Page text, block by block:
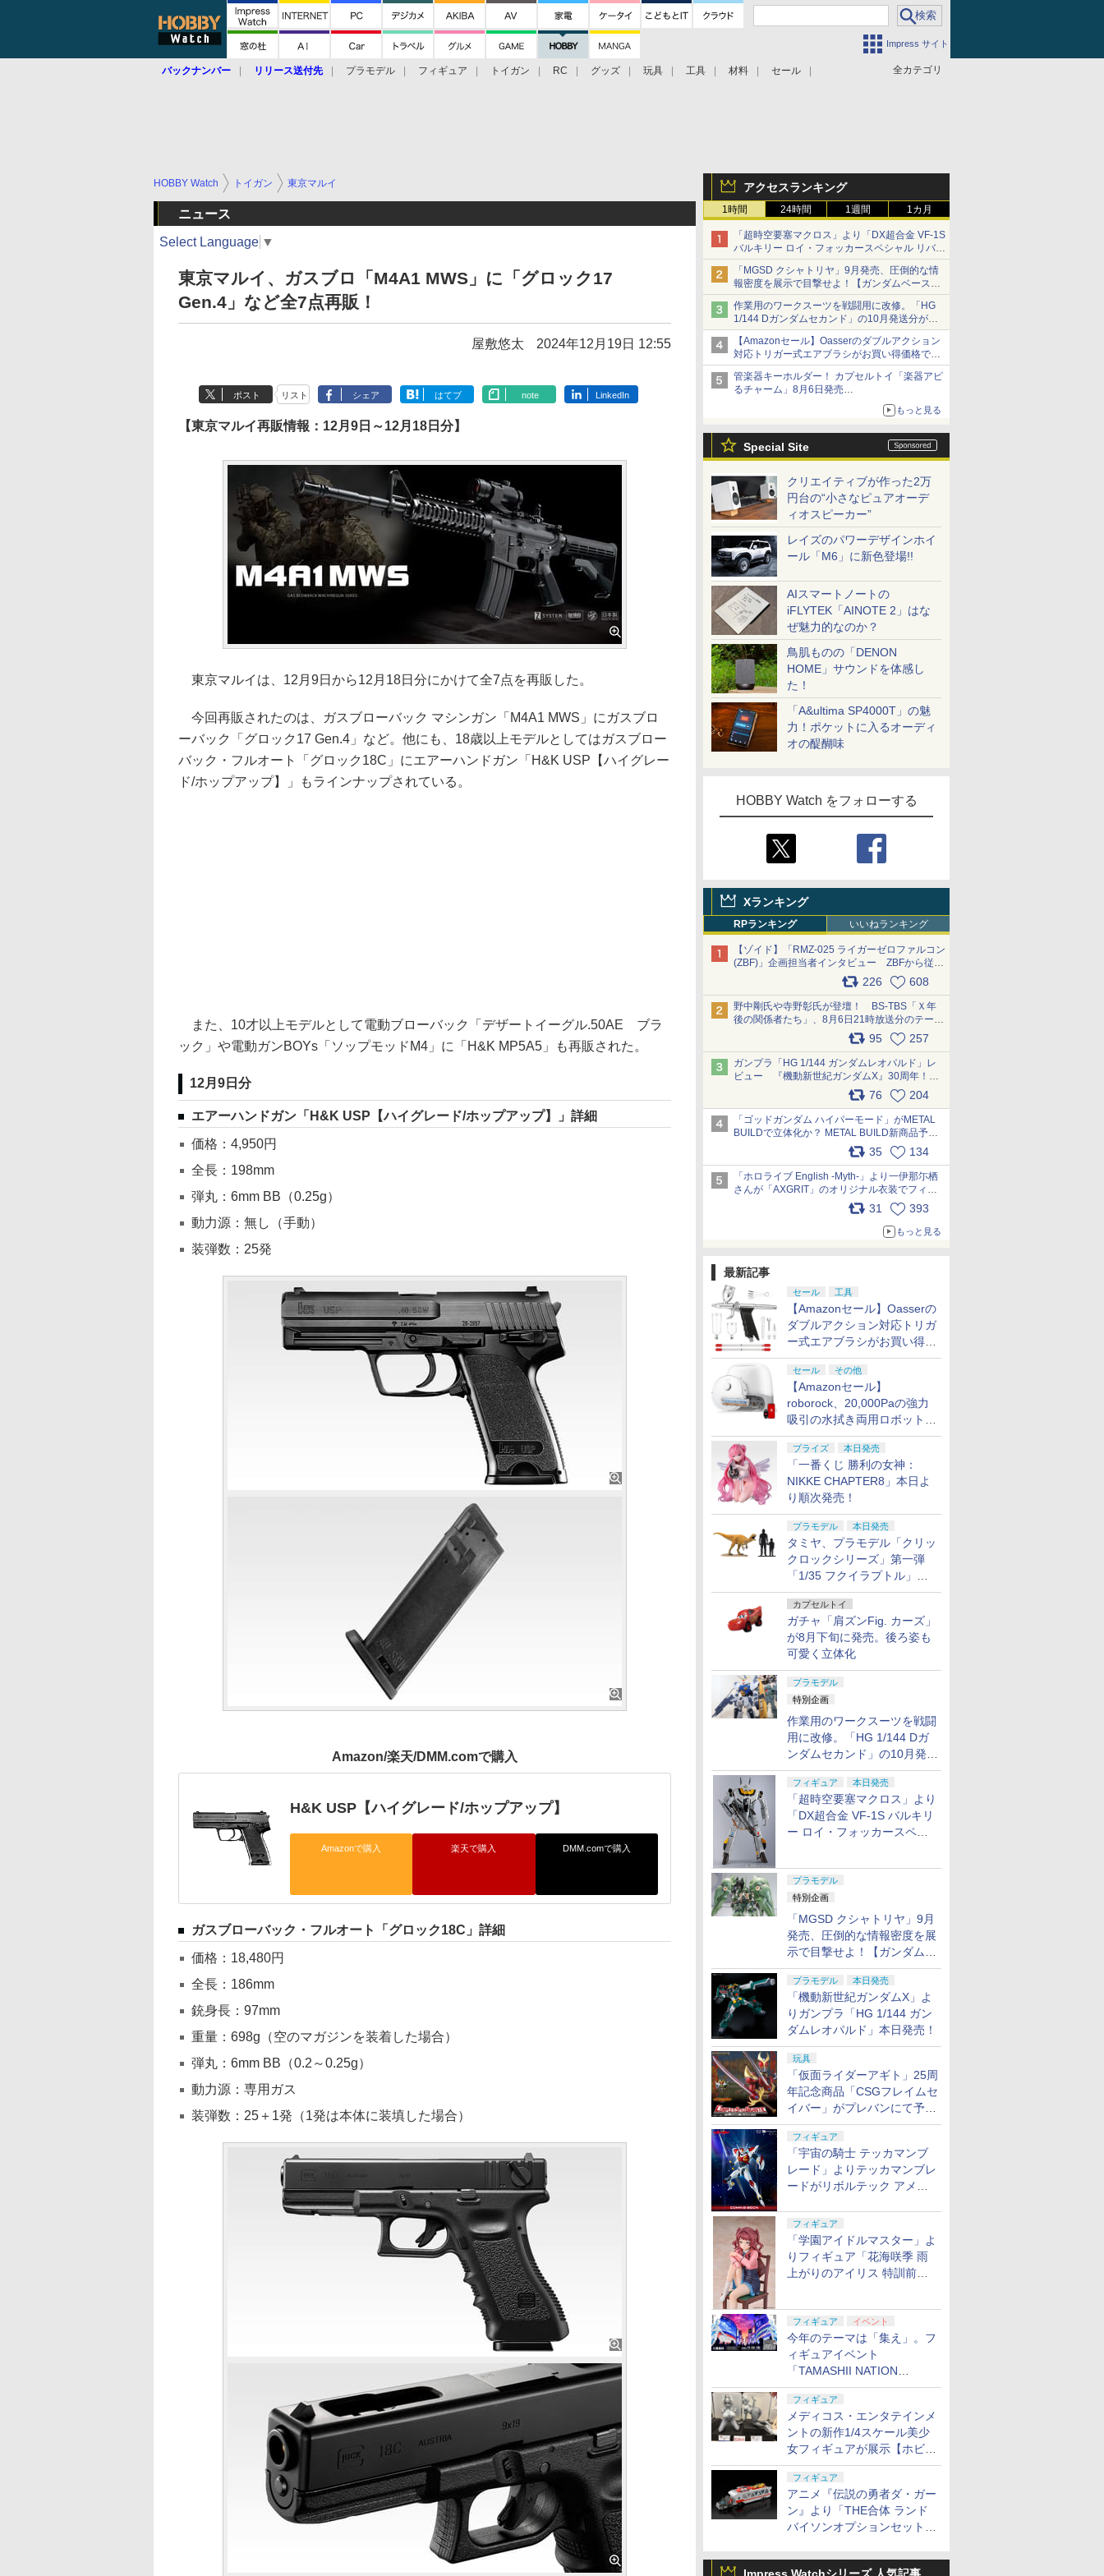
Impress サイト
全カテゴリ
バックナンバー リリース送付先 プラモデル フィギュア トイガン RC グッズ 玩具 工具 材料 セール
アクセスランキング
1時間 24時間 1週間 1カ月
「超時空要塞マクロス」より「DX超合金 VF-1S
バルキリー ロイ・フォッカースペシャル リバイ
バルVer.」本日発売！
「MGSD クシャトリヤ」9月発売、圧倒的な情
報密度を展示で目撃せよ！【ガンダムベース撮
り下ろし】
作業用のワークスーツを戦闘用に改修。「HG
1/144 Dガンダムセカンド」の10月発送分が予
約受付中【ガンダムベース撮り下ろし】
【Amazonセール】Oasserのダブルアクション
対応トリガー式エアブラシがお買い得価格で登
場！
管楽器キーホルダー！ カプセルトイ「楽器アピ
るチャーム」8月6日発売
もっと見る
Special Site
クリエイティブが作った2万
円台の“小さなピュアオーデ
ィオスピーカー”
レイズのパワーデザインホイ
ール「M6」に新色登場!!
AIスマートノートの
iFLYTEK「AINOTE 2」はな
ぜ魅力的なのか？
鳥肌ものの「DENON
HOME」サウンドを体感し
た！
「A&ultima SP4000T」の魅
力！ポケットに入るオーディ
オの醍醐味
HOBBY Watch をフォローする
Xランキング
RPランキング いいねランキング
【ゾイド】「RMZ-025 ライガーゼロファルコン
(ZBF)」企画担当者インタビュー ZBFから従来
デザインまで再現可能なボリューム満点のキッ
ト pic.x.com/6zOqQAQKkX
226 608
野中剛氏や寺野彰氏が登壇！ BS-TBS「Ｘ年
後の関係者たち」、8月6日21時放送分のテーマ
は「超合金」！ pic.x.com/uWyt1uyuFm
95 257
ガンプラ「HG 1/144 ガンダムレオパルド」レ
ビュー 『機動新世紀ガンダムX』30周年！イ
ンナーアームガトリングの変形機構まで再現し
最新フォーマットでキット化！
pic.x.com/nszPIDTpbg
76 204
「ゴッドガンダム ハイパーモード」がMETAL
BUILDで立体化か？ METAL BUILD新商品予告
が公開 pic.x.com/HIcLLIM3ar35 134
「ホロライブ English -Myth-」より一伊那尓栖
さんが「AXGRIT」のオリジナル衣装でフィギ
ュア化 pic.x.com/YMGhdIAzNa
31 393
もっと見る
最新記事
セール 工具
【Amazonセール】Oasserの
ダブルアクション対応トリガ
ー式エアブラシがお買い得価
格で登場！
セール その他
【Amazonセール】
roborock、20,000Paの強力
吸引の水拭き両用ロボット掃
除機「Qrevo Curv 2 Flow」
がお買い得！
プライズ 本日発売
「一番くじ 勝利の女神：
NIKKE CHAPTER8」本日よ
り順次発売！
プラモデル 本日発売
タミヤ、プラモデル「クリッ
クロックシリーズ」第一弾
「1/35 フクイラプトル」本
日発売！
カプセルトイ
ガチャ「肩ズンFig. カーズ」
が8月下旬に発売。後ろ姿も
可愛く立体化
プラモデル
特別企画
作業用のワークスーツを戦闘
用に改修。「HG 1/144 Dガ
ンダムセカンド」の10月発送
分が予約受付中【ガンダムベ
ース撮り下ろし】
フィギュア 本日発売
「超時空要塞マクロス」より
「DX超合金 VF-1S バルキリ
ー ロイ・フォッカースペシ
プラモデル
特別企画
「MGSD クシャトリヤ」9月
発売、圧倒的な情報密度を展
示で目撃せよ！【ガンダムベ
ース撮り下ろし】
プラモデル 本日発売
「機動新世紀ガンダムX」よ
りガンプラ「HG 1/144 ガン
ダムレオパルド」本日発売！
玩具
「仮面ライダーアギト」25周
年記念商品「CSGフレイムセ
イバー」がプレバンにて予約
開始
フィギュア
「宇宙の騎士 テッカマンブ
レード」よりテッカマンブレ
ードがリボルテック アメイ
定
フィギュア
「学園アイドルマスター」よ
りフィギュア「花海咲季 雨
上がりのアイリス 特訓前
フィギュア イベント
今年のテーマは「集え」。フ
ィギュアイベント
「TAMASHII NATION
2026」が11月13日より開催
決定
フィギュア
メディコス・エンタテインメ
ントの新作1/4スケール美少
女フィギュアが展示【ホビー
メーカー合同展示会】
フィギュア
アニメ『伝説の勇者ダ・ガー
ン』より「THE合体 ランド
バイソンオプションセット」
HOBBY Watch トイガン 東京マルイ
ニュース
Select Language ▼
東京マルイ、ガスブロ「M4A1 MWS」に「グロック17
Gen.4」など全7点再販！
屋敷悠太 2024年12月19日 12:55
ポスト リスト シェア はてブ note LinkedIn
【東京マルイ再販情報：12月9日～12月18日分】
東京マルイは、12月9日から12月18日分にかけて全7点を再販した。
今回再販されたのは、ガスブローバック マシンガン「M4A1 MWS」にガスブロ
ーバック「グロック17 Gen.4」など。他にも、18歳以上モデルとしてはガスブロー
バック・フルオート「グロック18C」にエアーハンドガン「H&K USP【ハイグレー
ド/ホップアップ】」もラインナップされている。
また、10才以上モデルとして電動ブローバック「デザートイーグル.50AE ブラ
ック」や電動ガンBOYs「ソップモッドM4」に「H&K MP5A5」も再販された。
12月9日分
エアーハンドガン「H&K USP【ハイグレード/ホップアップ】」詳細
価格：4,950円
全長：198mm
弾丸：6mm BB（0.25g）
動力源：無し（手動）
装弾数：25発
Amazon/楽天/DMM.comで購入
H&K USP【ハイグレード/ホップアップ】
Amazonで購入 楽天で購入 DMM.comで購入
ガスブローバック・フルオート「グロック18C」詳細
価格：18,480円
全長：186mm
銃身長：97mm
重量：698g（空のマガジンを装着した場合）
弾丸：6mm BB（0.2～0.25g）
動力源：専用ガス
装弾数：25＋1発（1発は本体に装填した場合）